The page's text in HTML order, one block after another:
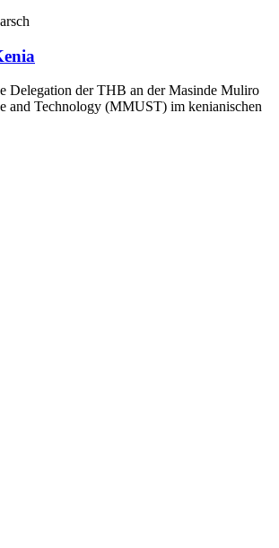
Delegation der THB an der Masinde Muliro
and Technology (MMUST) im kenianischen